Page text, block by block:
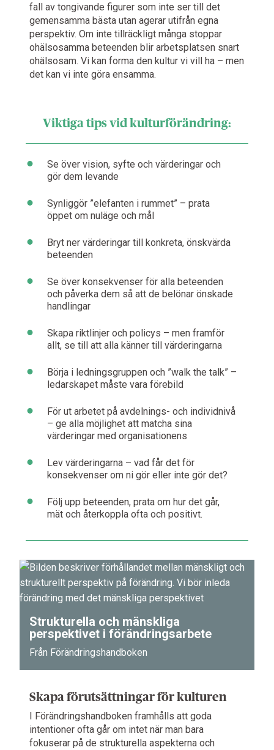
fall av tongivande figurer som inte ser till det
gemensamma bästa utan agerar utifrån egna
perspektiv. Om inte tillräckligt många stoppar
ohälsosamma beteenden blir arbetsplatsen snart
ohälsosam. Vi kan forma den kultur vi vill ha – men
det kan vi inte göra ensamma.
Viktiga tips vid kulturförändring:
•
Se över vision, syfte och värderingar och
gör dem levande
•
Synliggör ”elefanten i rummet” – prata
öppet om nuläge och mål
•
Bryt ner värderingar till konkreta, önskvärda
beteenden
•
Se över konsekvenser för alla beteenden
och påverka dem så att de belönar önskade
handlingar
•
Skapa riktlinjer och policys – men framför
allt, se till att alla känner till värderingarna
•
Börja i ledningsgruppen och ”walk the talk” –
ledarskapet måste vara förebild
•
För ut arbetet på avdelnings- och individnivå
– ge alla möjlighet att matcha sina
värderingar med organisationens
•
Lev värderingarna – vad får det för
konsekvenser om ni gör eller inte gör det?
•
Följ upp beteenden, prata om hur det går,
mät och återkoppla ofta och positivt.
Strukturella och mänskliga
perspektivet i förändringsarbete
Från Förändringshandboken
Skapa förutsättningar för kulturen
I Förändringshandboken framhålls att goda
intentioner ofta går om intet när man bara
fokuserar på de strukturella aspekterna och